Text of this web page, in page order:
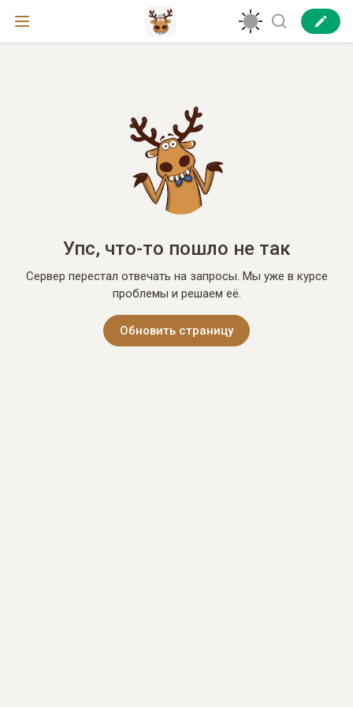
Упс, что-то пошло не так
Сервер перестал отвечать на запросы. Мы уже в курсе
проблемы и решаем её.
Обновить страницу